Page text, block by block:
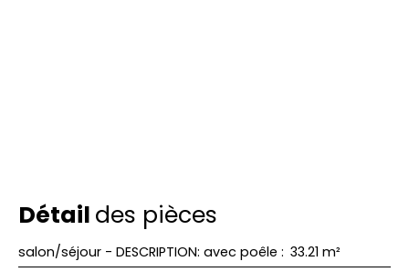
Détail des pièces
salon/séjour - DESCRIPTION: avec poêle : 33.21 m²